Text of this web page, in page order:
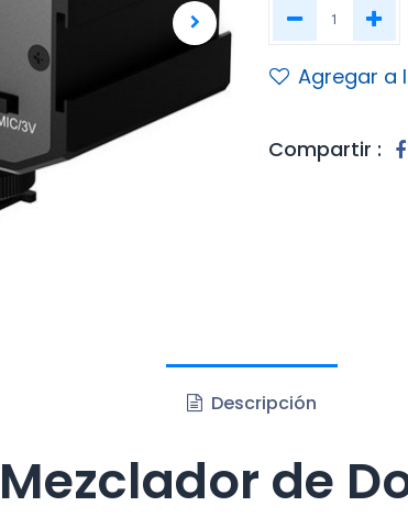
Agregar a
Compartir :
Descripción
de